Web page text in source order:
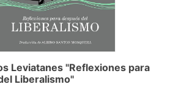
Leviatanes "Reflexiones para
Liberalismo"